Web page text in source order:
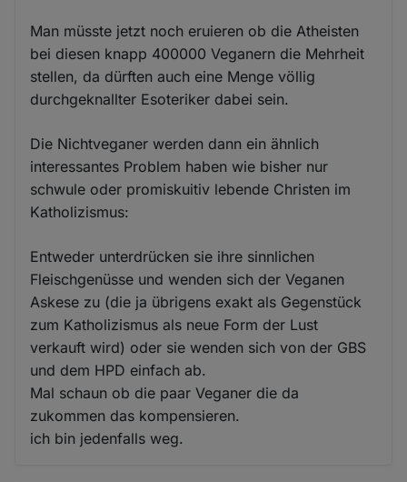
Man müsste jetzt noch eruieren ob die Atheisten
bei diesen knapp 400000 Veganern die Mehrheit
stellen, da dürften auch eine Menge völlig
durchgeknallter Esoteriker dabei sein.
Die Nichtveganer werden dann ein ähnlich
interessantes Problem haben wie bisher nur
schwule oder promiskuitiv lebende Christen im
Katholizismus:
Entweder unterdrücken sie ihre sinnlichen
Fleischgenüsse und wenden sich der Veganen
Askese zu (die ja übrigens exakt als Gegenstück
zum Katholizismus als neue Form der Lust
verkauft wird) oder sie wenden sich von der GBS
und dem HPD einfach ab.
Mal schaun ob die paar Veganer die da
zukommen das kompensieren.
ich bin jedenfalls weg.